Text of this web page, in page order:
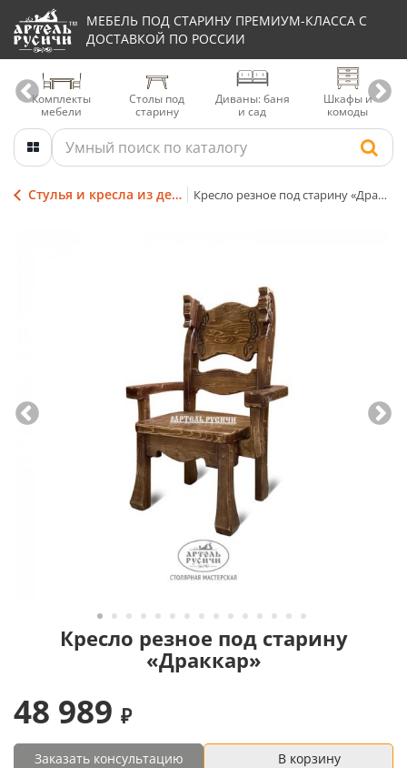
МЕБЕЛЬ ПОД СТАРИНУ ПРЕМИУМ-КЛАССА С
ДОСТАВКОЙ ПО РОССИИ
Комплекты
мебели
Столы под
старину
Диваны: баня
и сад
Шкафы и
комоды
Стулья и кресла из дерева Кресло резное под старину «Драккар»
Кресло резное под старину
«Драккар»
48 989
Заказать консультацию В корзину